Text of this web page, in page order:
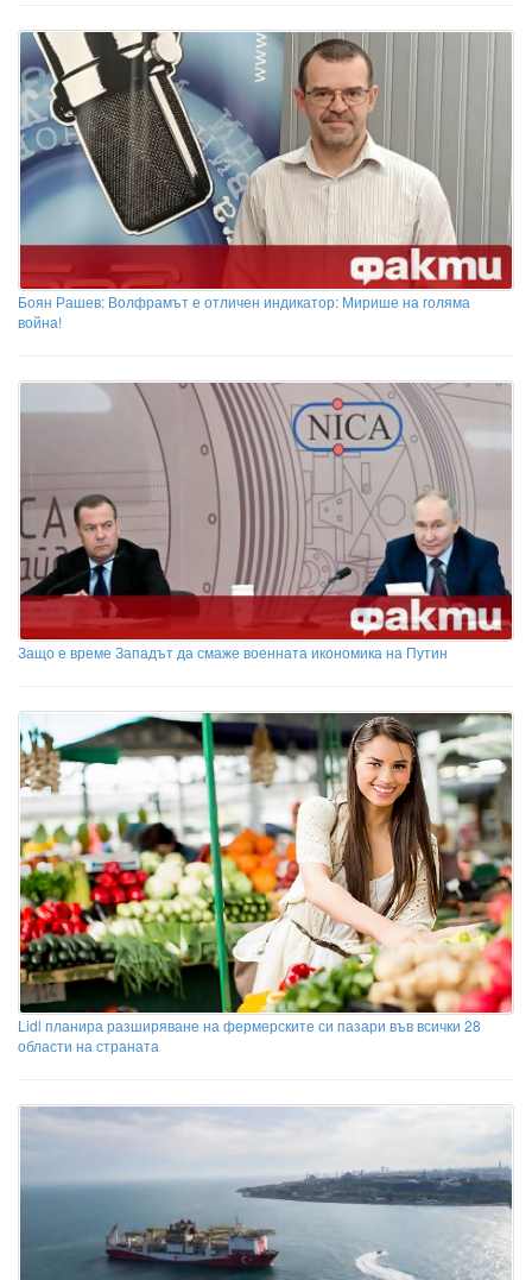
Боян Рашев: Волфрамът е отличен индикатор: Мирише на голяма
война!
Защо е време Западът да смаже военната икономика на Путин
Lidl планира разширяване на фермерските си пазари във всички 28
области на страната